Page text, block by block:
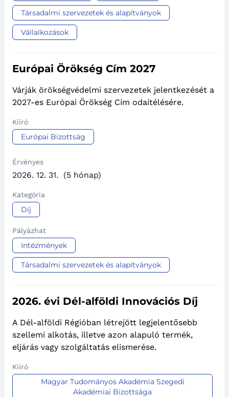
Társadalmi szervezetek és alapítványok
Vállalkozások
Európai Örökség Cím 2027
Várják örökségvédelmi szervezetek jelentkezését a
2027-es Európai Örökség Cím odaítélésére.
Kiíró
Európai Bizottság
Érvényes
2026. 12. 31. (5 hónap)
Kategória
Díj
Pályázhat
Intézmények
Társadalmi szervezetek és alapítványok
2026. évi Dél-alföldi Innovációs Díj
A Dél-alföldi Régióban létrejött legjelentősebb
szellemi alkotás, illetve azon alapuló termék,
eljárás vagy szolgáltatás elismerése.
Kiíró
Magyar Tudományos Akadémia Szegedi
Akadémiai Bizottsága